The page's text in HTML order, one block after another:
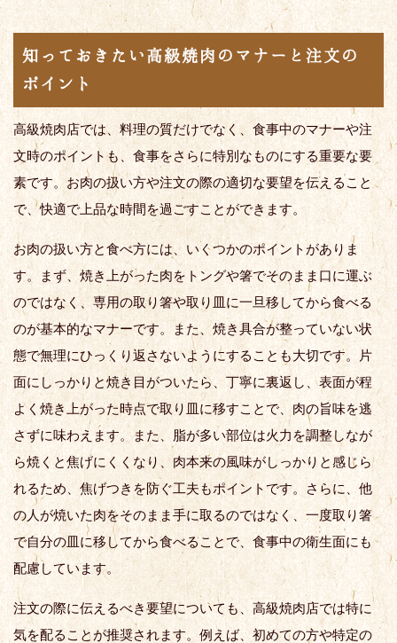
知っておきたい高級焼肉のマナーと注文の
ポイント
高級焼肉店では、料理の質だけでなく、食事中のマナーや注
文時のポイントも、食事をさらに特別なものにする重要な要
素です。お肉の扱い方や注文の際の適切な要望を伝えること
で、快適で上品な時間を過ごすことができます。
お肉の扱い方と食べ方には、いくつかのポイントがありま
す。まず、焼き上がった肉をトングや箸でそのまま口に運ぶ
のではなく、専用の取り箸や取り皿に一旦移してから食べる
のが基本的なマナーです。また、焼き具合が整っていない状
態で無理にひっくり返さないようにすることも大切です。片
面にしっかりと焼き目がついたら、丁寧に裏返し、表面が程
よく焼き上がった時点で取り皿に移すことで、肉の旨味を逃
さずに味わえます。また、脂が多い部位は火力を調整しなが
ら焼くと焦げにくくなり、肉本来の風味がしっかりと感じら
れるため、焦げつきを防ぐ工夫もポイントです。さらに、他
の人が焼いた肉をそのまま手に取るのではなく、一度取り箸
で自分の皿に移してから食べることで、食事中の衛生面にも
配慮しています。
注文の際に伝えるべき要望についても、高級焼肉店では特に
気を配ることが推奨されます。例えば、初めての方や特定の